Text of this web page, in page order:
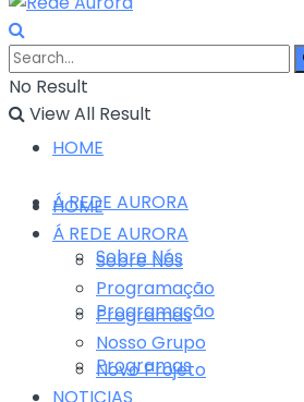
No Result
View All Result
HOME
Á REDE AURORA
Sobre Nós
Programação
Programas
HOME
Á REDE AURORA
Sobre Nós
Programação
Programas
Nosso Grupo
Novo Projeto